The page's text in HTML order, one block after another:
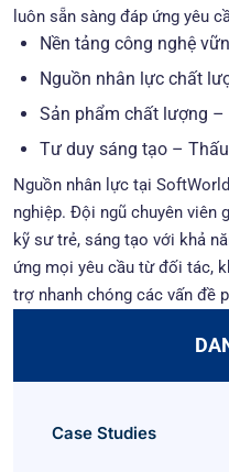
luôn sẵn sàng đáp ứng yêu
Nền tảng công nghệ
Nguồn nhân lực chất
Sản phẩm chất lượng –
Tư duy sáng tạo –
Nguồn nhân lực tại
nghiệp. Đội ngũ chuyên viên
kỹ sư trẻ, sáng tạo với khả
ứng mọi yêu cầu từ đối tác,
trợ nhanh chóng các vấn đề
Case Studies